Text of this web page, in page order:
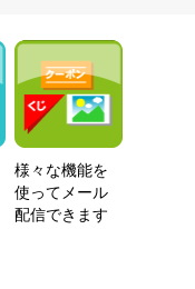
様々な機能を
使ってメール
配信できます